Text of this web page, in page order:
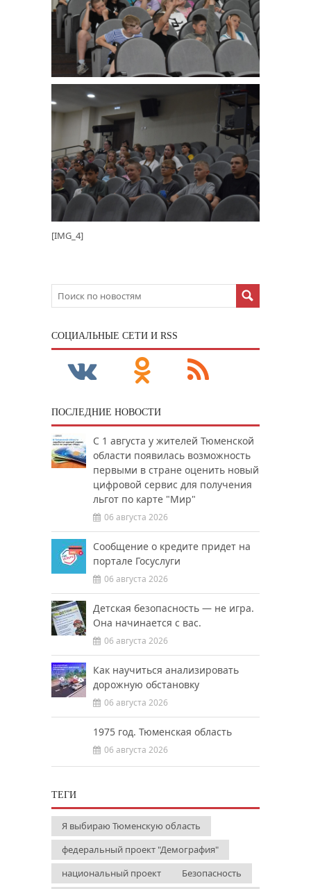
[IMG_4]
CОЦИАЛЬНЫЕ СЕТИ И RSS
ПОСЛЕДНИЕ НОВОСТИ
С 1 августа у жителей Тюменской
области появилась возможность
первыми в стране оценить новый
цифровой сервис для получения
льгот по карте "Мир"
06 августа 2026
Сообщение о кредите придет на
портале Госуслуги
06 августа 2026
Детская безопасность — не игра.
Она начинается с вас.
06 августа 2026
Как научиться анализировать
дорожную обстановку
06 августа 2026
1975 год. Тюменская область
06 августа 2026
ТЕГИ
Я выбираю Тюменскую область
федеральный проект "Демография"
национальный проект
Безопасность